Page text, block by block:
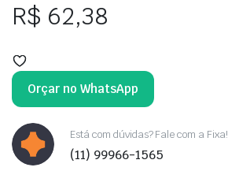
R$ 62,38
Orçar no WhatsApp
Está com dúvidas? Fale com a Fixa!
(11) 99966-1565